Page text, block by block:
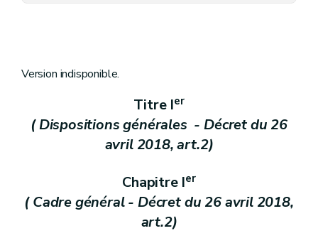
Titre III ( De la Commission royale des monuments, sites et fouilles - decret du 26 avril 2018, art.2)
Chapitre premier (...)
Art. 76 et 77
(...)
(...)
Art. 80 à 83
Titre V (...)
(...)
(...)
Version indisponible.
Titre Ier
( Dispositions générales - Décret du 26
avril 2018, art.2)
Chapitre Ier
( Cadre général - Décret du 26 avril 2018,
art.2)